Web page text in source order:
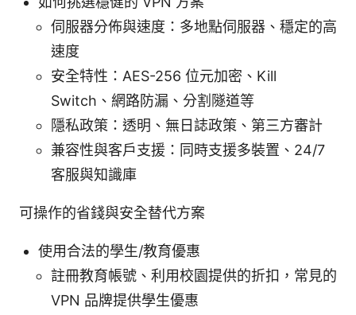
伺服器分佈與速度：多地點伺服器、穩定的高
速度
安全特性：AES-256 位元加密、Kill
Switch、網路防漏、分割隧道等
隱私政策：透明、無日誌政策、第三方審計
兼容性與客戶支援：同時支援多裝置、24/7
客服與知識庫
可操作的省錢與安全替代方案
使用合法的學生/教育優惠
註冊教育帳號、利用校園提供的折扣，常見的
VPN 品牌提供學生優惠